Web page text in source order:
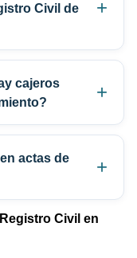
Civil de
cajeros
actas de
Registro Civil en